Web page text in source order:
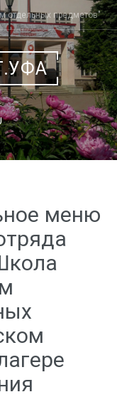
отдельных предметов"
меню